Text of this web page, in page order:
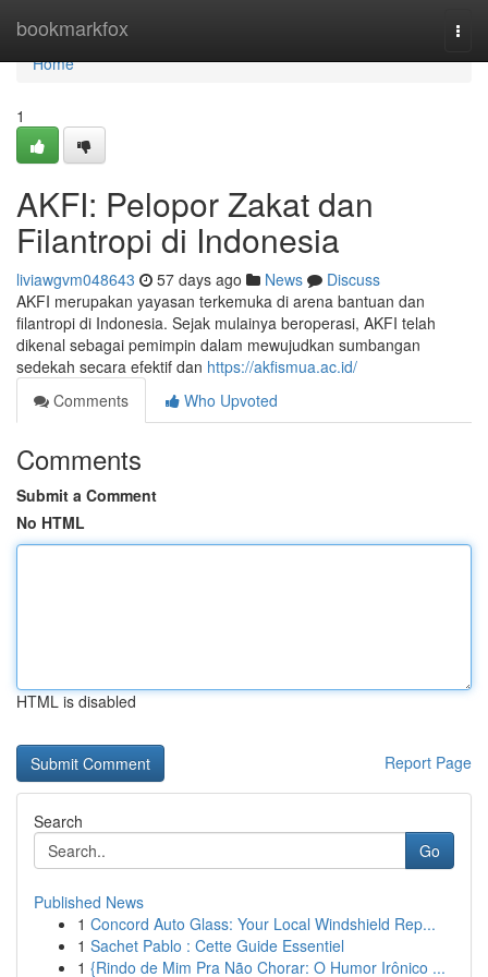
bookmarkfox
Home
Home
1
AKFI: Pelopor Zakat dan
Filantropi di Indonesia
liviawgvm048643 57 days ago News
Discuss
AKFI merupakan yayasan terkemuka di arena bantuan dan
filantropi di Indonesia. Sejak mulainya beroperasi, AKFI telah
dikenal sebagai pemimpin dalam mewujudkan sumbangan
sedekah secara efektif dan https://akfismua.ac.id/
Comments
Who Upvoted
Comments
Submit a Comment
No HTML
HTML is disabled
Report Page
Search
Go
Published News
1 Concord Auto Glass: Your Local Windshield Rep...
1 Sachet Pablo : Cette Guide Essentiel
1 {Rindo de Mim Pra Não Chorar: O Humor Irônico ...